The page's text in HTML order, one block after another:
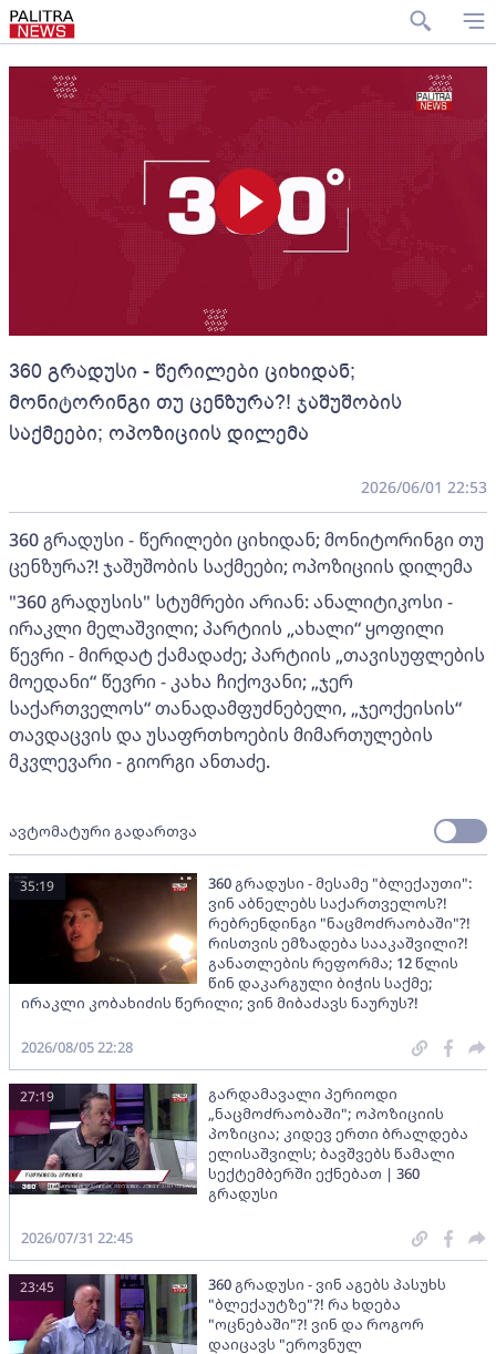
360 გრადუსი - წერილები ციხიდან;
მონიტორინგი თუ ცენზურა?! ჯაშუშობის
საქმეები; ოპოზიციის დილემა
2026/06/01 22:53
360 გრადუსი - წერილები ციხიდან; მონიტორინგი თუ
ცენზურა?! ჯაშუშობის საქმეები; ოპოზიციის დილემა
"360 გრადუსის" სტუმრები არიან: ანალიტიკოსი -
ირაკლი მელაშვილი; პარტიის „ახალი“ ყოფილი
წევრი - მირდატ ქამადაძე; პარტიის „თავისუფლების
მოედანი“ წევრი - კახა ჩიქოვანი; „ჯერ
საქართველოს“ თანადამფუძნებელი, „ჯეოქეისის“
თავდაცვის და უსაფრთხოების მიმართულების
მკვლევარი - გიორგი ანთაძე.
ავტომატური გადართვა
360 გრადუსი - მესამე "ბლექაუთი":
ვინ აბნელებს საქართველოს?!
რებრენდინგი "ნაცმოძრაობაში"?!
რისთვის ემზადება სააკაშვილი?!
განათლების რეფორმა; 12 წლის
წინ დაკარგული ბიჭის საქმე;
ირაკლი კობახიძის წერილი; ვინ მიბაძავს ნაურუს?!
35:19
2026/08/05 22:28
გარდამავალი პერიოდი
„ნაცმოძრაობაში"; ოპოზიციის
პოზიცია; კიდევ ერთი ბრალდება
ელისაშვილს; ბავშვებს წამალი
სექტემბერში ექნებათ | 360
გრადუსი
27:19
2026/07/31 22:45
360 გრადუსი - ვინ აგებს პასუხს
"ბლექაუტზე"?! რა ხდება
"ოცნებაში"?! ვინ და როგორ
დაიცავს "ეროვნულ
23:45